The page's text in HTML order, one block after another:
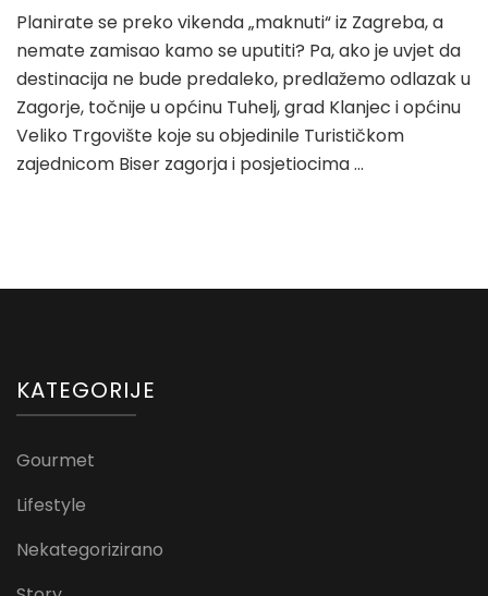
Planirate se preko vikenda „maknuti“ iz Zagreba, a
nemate zamisao kamo se uputiti? Pa, ako je uvjet da
destinacija ne bude predaleko, predlažemo odlazak u
Zagorje, točnije u općinu Tuhelj, grad Klanjec i općinu
Veliko Trgovište koje su objedinile Turističkom
zajednicom Biser zagorja i posjetiocima …
KATEGORIJE
Gourmet
Lifestyle
Nekategorizirano